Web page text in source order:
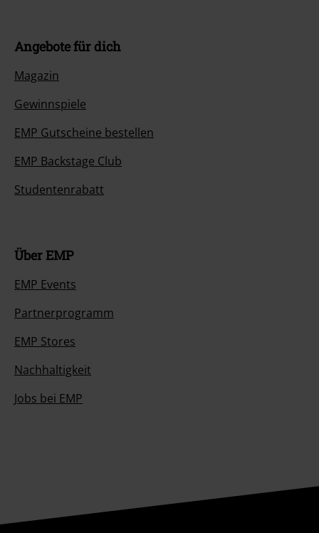
Angebote für dich
Magazin
Gewinnspiele
EMP Gutscheine bestellen
EMP Backstage Club
Studentenrabatt
Über EMP
EMP Events
Partnerprogramm
EMP Stores
Nachhaltigkeit
Jobs bei EMP